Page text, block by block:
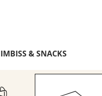
IMBISS & SNACKS